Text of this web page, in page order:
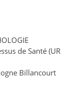
de Santé (UR
Billancourt